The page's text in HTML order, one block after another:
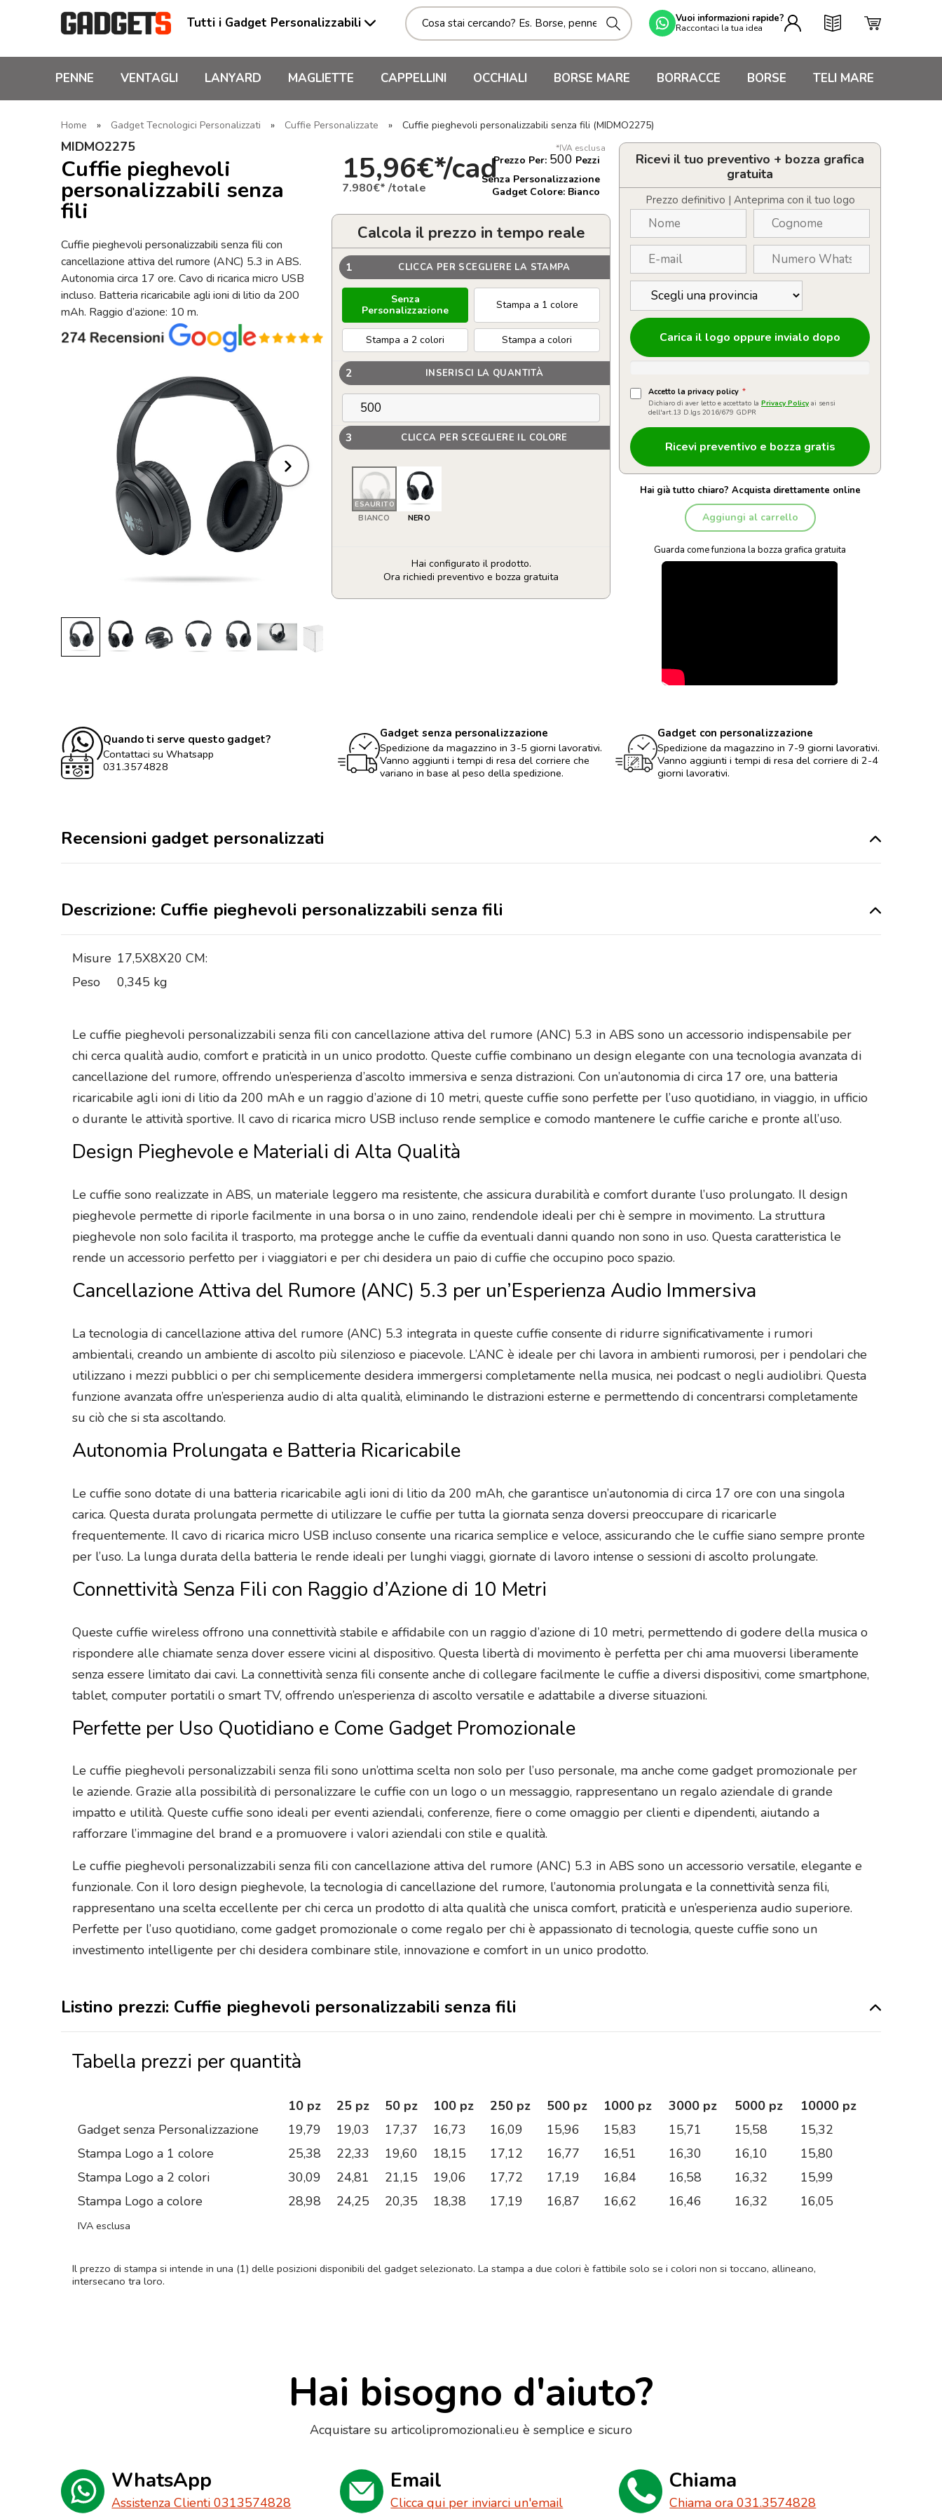
Tutti i Gadget Personalizzabili Vuoi informazioni rapide?
Raccontaci la tua idea
PENNE VENTAGLI LANYARD MAGLIETTE CAPPELLINI OCCHIALI BORSE MARE BORRACCE BORSE TELI MARE
Home » Gadget Tecnologici Personalizzati » Cuffie Personalizzate » Cuffie pieghevoli personalizzabili senza fili (MIDMO2275)
MIDMO2275
Cuffie pieghevoli
personalizzabili senza
fili
Cuffie pieghevoli personalizzabili senza fili con
cancellazione attiva del rumore (ANC) 5.3 in ABS.
Autonomia circa 17 ore. Cavo di ricarica micro USB
incluso. Batteria ricaricabile agli ioni di litio da 200
mAh. Raggio d’azione: 10 m.
*IVA esclusa
15,96€*/cad
7.980€* /totale
Prezzo Per: 500 Pezzi
Senza Personalizzazione
Gadget Colore: Bianco
Calcola il prezzo in tempo reale
1 CLICCA PER SCEGLIERE LA STAMPA
Senza
Personalizzazione
Stampa a 1 colore
Stampa a 2 colori Stampa a colori
2 INSERISCI LA QUANTITÀ
3 CLICCA PER SCEGLIERE IL COLORE
ESAURITO
BIANCO NERO
Hai configurato il prodotto.
Ora richiedi preventivo e bozza gratuita
Cuffie
Ricevi il tuo preventivo + bozza grafica
gratuita
Prezzo definitivo | Anteprima con il tuo logo
Carica il logo oppure invialo dopo
Accetto la privacy policy *
Dichiaro di aver letto e accettato la Privacy Policy ai sensi
dell'art.13 D.lgs 2016/679 GDPR
Hai già tutto chiaro? Acquista direttamente online
Aggiungi al carrello
Guarda come funziona la bozza grafica gratuita
Quando ti serve questo gadget?
Contattaci su Whatsapp
031.3574828
Gadget senza personalizzazione
Spedizione da magazzino in 3-5 giorni lavorativi.
Vanno aggiunti i tempi di resa del corriere che
variano in base al peso della spedizione.
Gadget con personalizzazione
Spedizione da magazzino in 7-9 giorni lavorativi.
Vanno aggiunti i tempi di resa del corriere di 2-4
giorni lavorativi.
Recensioni gadget personalizzati
Descrizione: Cuffie pieghevoli personalizzabili senza fili
Misure 17,5X8X20 CM:
Peso
0,345 kg
Le cuffie pieghevoli personalizzabili senza fili con cancellazione attiva del rumore (ANC) 5.3 in ABS sono un accessorio indispensabile per
chi cerca qualità audio, comfort e praticità in un unico prodotto. Queste cuffie combinano un design elegante con una tecnologia avanzata di
cancellazione del rumore, offrendo un’esperienza d’ascolto immersiva e senza distrazioni. Con un’autonomia di circa 17 ore, una batteria
ricaricabile agli ioni di litio da 200 mAh e un raggio d’azione di 10 metri, queste cuffie sono perfette per l’uso quotidiano, in viaggio, in ufficio
o durante le attività sportive. Il cavo di ricarica micro USB incluso rende semplice e comodo mantenere le cuffie cariche e pronte all’uso.
Design Pieghevole e Materiali di Alta Qualità
Le cuffie sono realizzate in ABS, un materiale leggero ma resistente, che assicura durabilità e comfort durante l’uso prolungato. Il design
pieghevole permette di riporle facilmente in una borsa o in uno zaino, rendendole ideali per chi è sempre in movimento. La struttura
pieghevole non solo facilita il trasporto, ma protegge anche le cuffie da eventuali danni quando non sono in uso. Questa caratteristica le
rende un accessorio perfetto per i viaggiatori e per chi desidera un paio di cuffie che occupino poco spazio.
Cancellazione Attiva del Rumore (ANC) 5.3 per un’Esperienza Audio Immersiva
La tecnologia di cancellazione attiva del rumore (ANC) 5.3 integrata in queste cuffie consente di ridurre significativamente i rumori
ambientali, creando un ambiente di ascolto più silenzioso e piacevole. L’ANC è ideale per chi lavora in ambienti rumorosi, per i pendolari che
utilizzano i mezzi pubblici o per chi semplicemente desidera immergersi completamente nella musica, nei podcast o negli audiolibri. Questa
funzione avanzata offre un’esperienza audio di alta qualità, eliminando le distrazioni esterne e permettendo di concentrarsi completamente
su ciò che si sta ascoltando.
Autonomia Prolungata e Batteria Ricaricabile
Le cuffie sono dotate di una batteria ricaricabile agli ioni di litio da 200 mAh, che garantisce un’autonomia di circa 17 ore con una singola
carica. Questa durata prolungata permette di utilizzare le cuffie per tutta la giornata senza doversi preoccupare di ricaricarle
frequentemente. Il cavo di ricarica micro USB incluso consente una ricarica semplice e veloce, assicurando che le cuffie siano sempre pronte
per l’uso. La lunga durata della batteria le rende ideali per lunghi viaggi, giornate di lavoro intense o sessioni di ascolto prolungate.
Connettività Senza Fili con Raggio d’Azione di 10 Metri
Queste cuffie wireless offrono una connettività stabile e affidabile con un raggio d’azione di 10 metri, permettendo di godere della musica o
rispondere alle chiamate senza dover essere vicini al dispositivo. Questa libertà di movimento è perfetta per chi ama muoversi liberamente
senza essere limitato dai cavi. La connettività senza fili consente anche di collegare facilmente le cuffie a diversi dispositivi, come smartphone,
tablet, computer portatili o smart TV, offrendo un’esperienza di ascolto versatile e adattabile a diverse situazioni.
Perfette per Uso Quotidiano e Come Gadget Promozionale
Le cuffie pieghevoli personalizzabili senza fili sono un’ottima scelta non solo per l’uso personale, ma anche come gadget promozionale per
le aziende. Grazie alla possibilità di personalizzare le cuffie con un logo o un messaggio, rappresentano un regalo aziendale di grande
impatto e utilità. Queste cuffie sono ideali per eventi aziendali, conferenze, fiere o come omaggio per clienti e dipendenti, aiutando a
rafforzare l’immagine del brand e a promuovere i valori aziendali con stile e qualità.
Le cuffie pieghevoli personalizzabili senza fili con cancellazione attiva del rumore (ANC) 5.3 in ABS sono un accessorio versatile, elegante e
funzionale. Con il loro design pieghevole, la tecnologia di cancellazione del rumore, l’autonomia prolungata e la connettività senza fili,
rappresentano una scelta eccellente per chi cerca un prodotto di alta qualità che unisca comfort, praticità e un’esperienza audio superiore.
Perfette per l’uso quotidiano, come gadget promozionale o come regalo per chi è appassionato di tecnologia, queste cuffie sono un
investimento intelligente per chi desidera combinare stile, innovazione e comfort in un unico prodotto.
Listino prezzi: Cuffie pieghevoli personalizzabili senza fili
Tabella prezzi per quantità
10 pz 25 pz 50 pz 100 pz 250 pz 500 pz 1000 pz 3000 pz 5000 pz
10000 pz
Gadget senza Personalizzazione
19,79 19,03 17,37 16,73 16,09 15,96 15,83 15,71 15,58
15,32
Stampa Logo a 1 colore
25,38 22,33 19,60 18,15 17,12 16,77 16,51 16,30 16,10
15,80
Stampa Logo a 2 colori
30,09 24,81 21,15 19,06 17,72 17,19 16,84 16,58 16,32
15,99
Stampa Logo a colore
28,98 24,25 20,35 18,38 17,19 16,87 16,62 16,46 16,32 16,05
IVA esclusa
Il prezzo di stampa si intende in una (1) delle posizioni disponibili del gadget selezionato. La stampa a due colori è fattibile solo se i colori non si toccano, allineano,
intersecano tra loro.
Hai bisogno d'aiuto?
Acquistare su articolipromozionali.eu è semplice e sicuro
WhatsApp
Assistenza Clienti 0313574828
Email
Clicca qui per inviarci un'email
Chiama
Chiama ora 031.3574828